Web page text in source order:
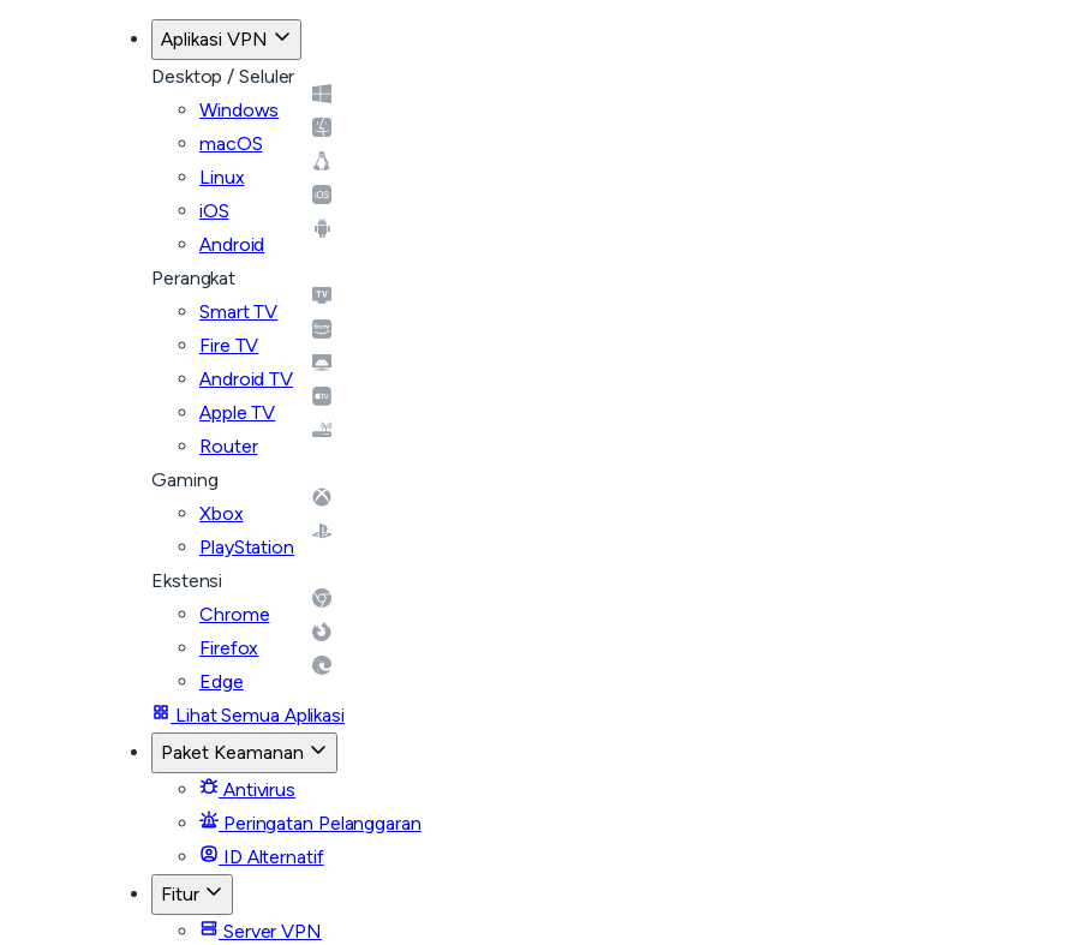
Aplikasi VPN
Desktop / Seluler
Windows
macOS
Linux
iOS
Android
Perangkat
Smart TV
Fire TV
Android TV
Apple TV
Router
Gaming
Xbox
PlayStation
Ekstensi
Chrome
Firefox
Edge
Lihat Semua Aplikasi
Paket Keamanan
Antivirus
Peringatan Pelanggaran
ID Alternatif
Fitur
Server VPN